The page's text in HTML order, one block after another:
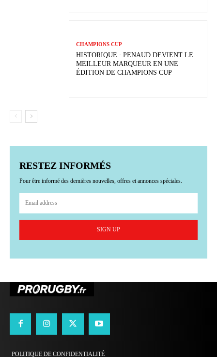
CHAMPIONS CUP
HISTORIQUE : PENAUD DEVIENT LE
MEILLEUR MARQUEUR EN UNE
ÉDITION DE CHAMPIONS CUP
RESTEZ INFORMÉS
Pour être informé des dernières nouvelles, offres et annonces spéciales.
SIGN UP
POLITIQUE DE CONFIDENTIALITÉ